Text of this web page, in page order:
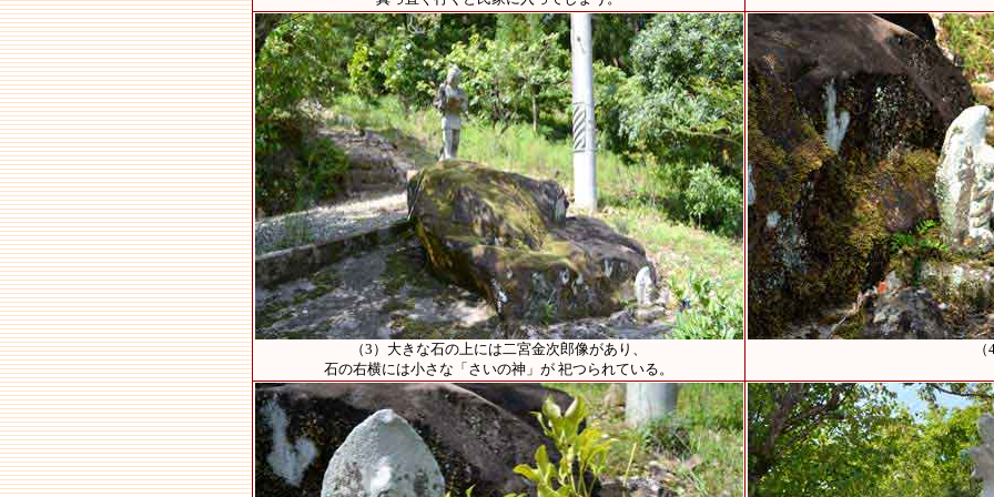
（3）大きな石の上には二宮金次郎像があり、
石の右横には小さな「さいの神」が 祀つられている。